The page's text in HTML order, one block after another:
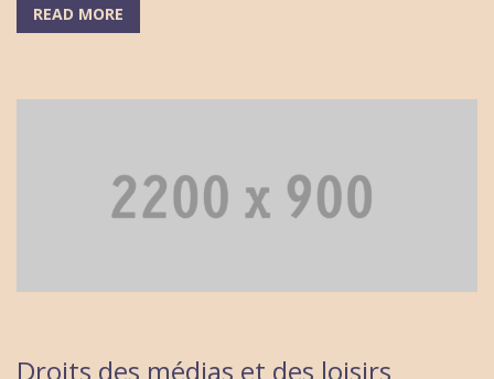
READ MORE
Droits des médias et des loisirs